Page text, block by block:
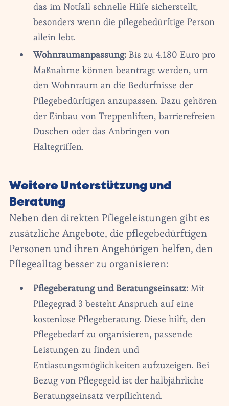
das im Notfall schnelle Hilfe sicherstellt,
besonders wenn die pflegebedürftige Person
allein lebt.
Wohnraumanpassung:Bis zu 4.180 Euro pro
Maßnahme können beantragt werden, um
den Wohnraum an die Bedürfnisse der
Pflegebedürftigen anzupassen. Dazu gehören
der Einbau von Treppenliften, barrierefreien
Duschen oder das Anbringen von
Haltegriffen.
Weitere Unterstützung und
Beratung
Neben den direkten Pflegeleistungen gibt es
zusätzliche Angebote, die pflegebedürftigen
Personen und ihren Angehörigen helfen, den
Pflegealltag besser zu organisieren:
Pflegeberatung und Beratungseinsatz:Mit
Pflegegrad 3 besteht Anspruch auf eine
kostenlose Pflegeberatung. Diese hilft, den
Pflegebedarf zu organisieren, passende
Leistungen zu finden und
Entlastungsmöglichkeiten aufzuzeigen. Bei
Bezug von Pflegegeld ist der halbjährliche
Beratungseinsatz verpflichtend.